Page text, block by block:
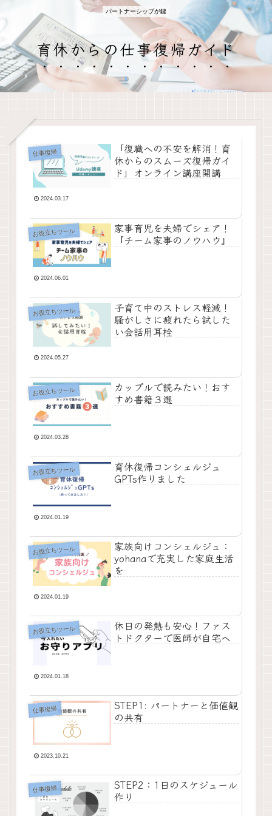
パートナーシップが鍵
育休からの仕事復帰ガイド
仕事復帰
「復職への不安を解消！育
休からのスムーズ復帰ガイ
ド」オンライン講座開講
2024.03.17
お役立ちツール
家事育児を夫婦でシェア！
『チーム家事のノウハウ』
2024.06.01
お役立ちツール
子育て中のストレス軽減！
騒がしさに疲れたら試した
い会話用耳栓
2024.05.27
お役立ちツール
カップルで読みたい！おす
すめ書籍３選
2024.03.28
お役立ちツール
育休復帰コンシェルジュ
GPTs作りました
2024.01.19
お役立ちツール
家族向けコンシェルジュ：
yohanaで充実した家庭生活
を
2024.01.19
お役立ちツール
休日の発熱も安心！ファス
トドクターで医師が自宅へ
2024.01.18
仕事復帰
STEP1: パートナーと価値観
の共有
2023.10.21
仕事復帰
STEP2：1日のスケジュール
作り